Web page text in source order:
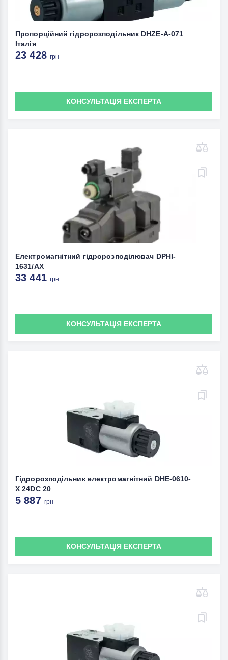
Пропорційний гідророзподільник DHZE-A-071
Італія
23 428грн
КОНСУЛЬТАЦІЯ ЕКСПЕРТА
Електромагнітний гідророзподілювач DPHI-
1631/AХ
33 441грн
КОНСУЛЬТАЦІЯ ЕКСПЕРТА
Гідророзподільник електромагнітний DHE-0610-
X 24DC 20
5 887 грн
КОНСУЛЬТАЦІЯ ЕКСПЕРТА